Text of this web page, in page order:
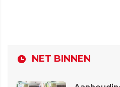
NET BINNEN